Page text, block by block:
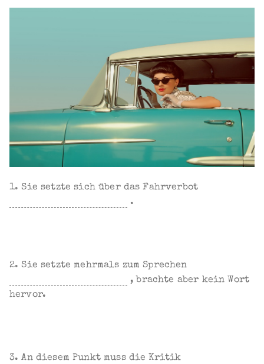
1. Sie setzte sich über das Fahrverbot
.
2. Sie setzte mehrmals zum Sprechen
, brachte aber kein Wort
hervor.
3. An diesem Punkt muss die Kritik